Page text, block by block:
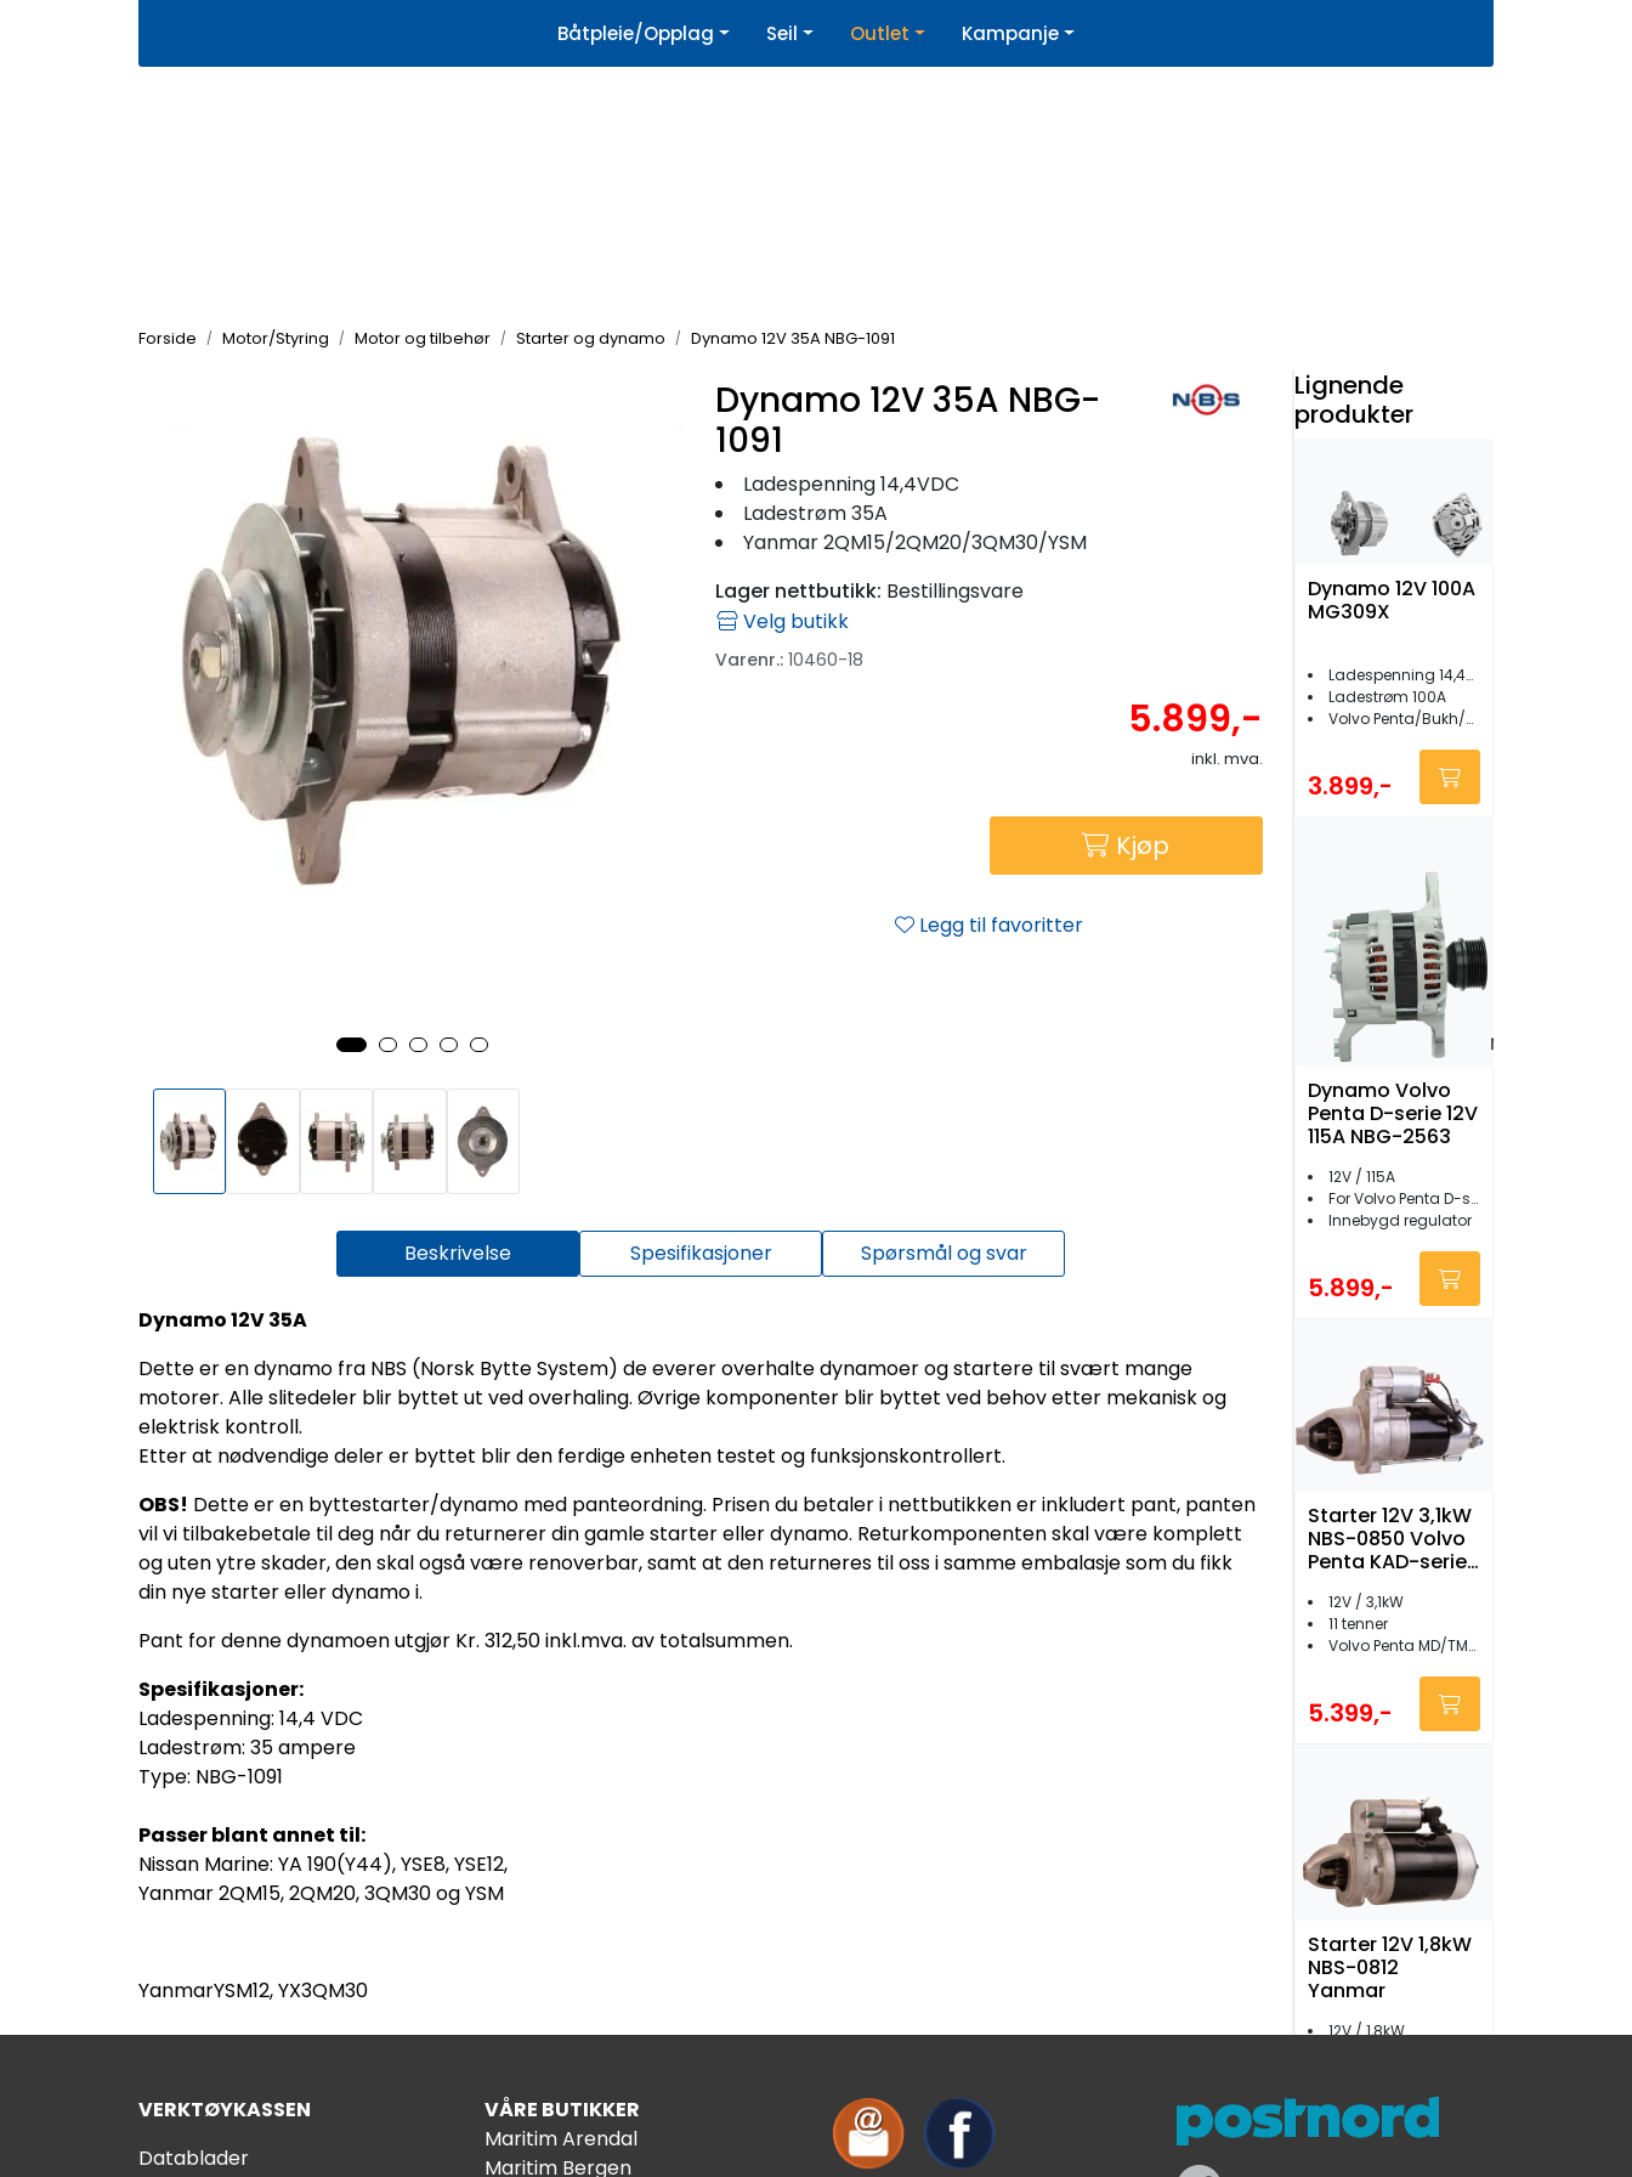
Kjøpshjelp | Nyhetsbrev
Båtpleie/Opplag Seil Outlet Kampanje
Forside Motor/Styring Motor og tilbehør Starter og dynamo Dynamo 12V 35A NBG-1091
Dynamo 12V 35A NBG-
1091
Ladespenning 14,4VDC
Ladestrøm 35A
Yanmar 2QM15/2QM20/3QM30/YSM
Lager nettbutikk: Bestillingsvare
Velg butikk
Varenr.: 10460-18
5.899,-
inkl. mva.
Kjøp
Legg til favoritter
Beskrivelse Spesifikasjoner Spørsmål og svar
Dynamo 12V 35A
Dette er en dynamo fra NBS (Norsk Bytte System) de everer overhalte dynamoer og startere til svært mange
motorer. Alle slitedeler blir byttet ut ved overhaling. Øvrige komponenter blir byttet ved behov etter mekanisk og
elektrisk kontroll.
Etter at nødvendige deler er byttet blir den ferdige enheten testet og funksjonskontrollert.
OBS! Dette er en byttestarter/dynamo med panteordning. Prisen du betaler i nettbutikken er inkludert pant, panten
vil vi tilbakebetale til deg når du returnerer din gamle starter eller dynamo. Returkomponenten skal være komplett
og uten ytre skader, den skal også være renoverbar, samt at den returneres til oss i samme embalasje som du fikk
din nye starter eller dynamo i.
Pant for denne dynamoen utgjør Kr. 312,50 inkl.mva. av totalsummen.
Spesifikasjoner:
Ladespenning: 14,4 VDC
Ladestrøm: 35 ampere
Type: NBG-1091
Passer blant annet til:
Nissan Marine: YA 190(Y44), YSE8, YSE12,
Yanmar 2QM15, 2QM20, 3QM30 og YSM
YanmarYSM12, YX3QM30
Lignende
produkter
Dynamo 12V 100A
MG309X
Ladespenning 14,4VDC
Ladestrøm 100A
Volvo Penta/Bukh/Marna/Sabb/Nanni
3.899,-
Dynamo Volvo
Penta D-serie 12V
115A NBG-2563
12V / 115A
For Volvo Penta D-serie (ikke D3-130/160/190/SX/200/220)
Innebygd regulator
5.899,-
Starter 12V 3,1kW
NBS-0850 Volvo
Penta KAD-serien
12V / 3,1kW
11 tenner
Volvo Penta MD/TMD/TAMD/KAD-serien/AQAD m.fl.
5.399,-
Starter 12V 1,8kW
NBS-0812
Yanmar
12V / 1,8kW
4.599,-
VERKTØYKASSEN
Datablader
VÅRE BUTIKKER
Maritim Arendal
Maritim Bergen